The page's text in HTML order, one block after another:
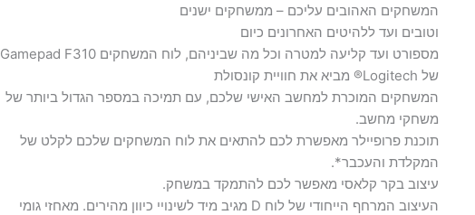
המשחקים האהובים עליכם – ממשחקים ישנים
וטובים ועד ללהיטים האחרונים כיום
מספורט ועד קליעה למטרה וכל מה שביניהם, לוח המשחקים Gamepad F310
של Logitech® מביא את חוויית קונסולת
המשחקים המוכרת למחשב האישי שלכם, עם תמיכה במספר הגדול ביותר של
משחקי מחשב.
תוכנת פרופיילר מאפשרת לכם להתאים את לוח המשחקים שלכם לקלט של
המקלדת והעכבר*.
עיצוב בקר קלאסי מאפשר לכם להתמקד במשחק.
העיצוב המרחף הייחודי של לוח D מגיב מיד לשינויי כיוון מהירים. מאחזי גומי